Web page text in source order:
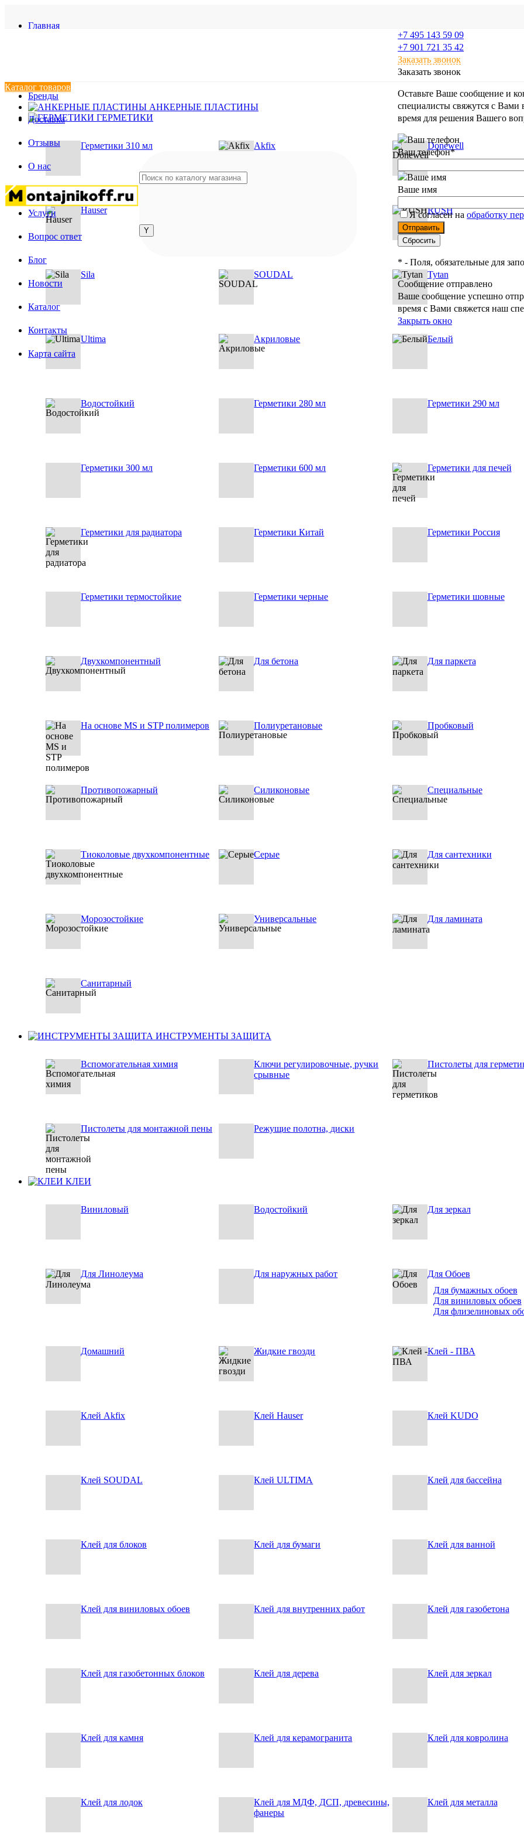
Главная
Бренды
Доставка
Отзывы
О нас
Акции
Услуги
Вопрос ответ
Блог
Новости
Каталог
Контакты
Карта сайта
+7 495 143 59 09
+7 901 721 35 42
Заказать звонок
Заказать звонок
Оставьте Ваше сообщение и
специалисты свяжутся с Вами
время для решения Вашего
Ваш телефон*
Ваше имя
Я согласен на обработку
* - Поля, обязательные для
Сообщение отправлено
Ваше сообщение успешно
время с Вами свяжется наш
Закрыть окно
Каталог товаров
АНКЕРНЫЕ ПЛАСТИНЫ
ГЕРМЕТИКИ
Герметики 310 мл Akfix Donewell
Hauser RUSH
Sila SOUDAL Tytan
Ultima Акриловые Белый
Водостойкий Герметики 280 мл Герметики 290 мл
Герметики 300 мл Герметики 600 мл Герметики для печей
Герметики для радиатора Герметики Китай Герметики Россия
Герметики термостойкие Герметики черные Герметики шовные
Двухкомпонентный Для бетона Для паркета
На основе MS и STP полимеров Полиуретановые Пробковый
Противопожарный Силиконовые Специальные
Тиоколовые двухкомпонентные Серые Для сантехники
Морозостойкие Универсальные Для ламината
Санитарный
ИНСТРУМЕНТЫ ЗАЩИТА
Вспомогательная химия
Ключи регулировочные, ручки
срывные
Пистолеты для
Пистолеты для монтажной пены Режущие полотна, диски
КЛЕИ
Виниловый Водостойкий Для зеркал
Для Линолеума Для наружных работ
Для Обоев
Для бумажных обоев
Для виниловых обоев
Для флизелиновых
Домашний Жидкие гвозди Клей - ПВА
Клей Akfix Клей Hauser Клей KUDO
Клей SOUDAL Клей ULTIMA Клей для бассейна
Клей для блоков Клей для бумаги Клей для ванной
Клей для виниловых обоев Клей для внутренних работ Клей для газобетона
Клей для газобетонных блоков Клей для дерева Клей для зеркал
Клей для камня Клей для керамогранита Клей для ковролина
Клей для лодок
Клей для МДФ, ДСП, древесины,
фанеры
Клей для металла